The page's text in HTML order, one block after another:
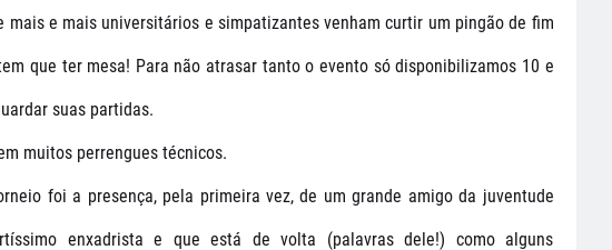
mais e mais universitários e simpatizantes venham curtir um pingão de fim
que ter mesa! Para não atrasar tanto o evento só disponibilizamos 10 e
suas partidas.
muitos perrengues técnicos.
foi a presença, pela primeira vez, de um grande amigo da juventude
enxadrista e que está de volta (palavras dele!) como alguns